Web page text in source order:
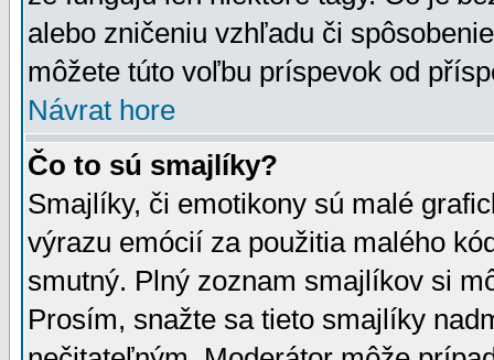
alebo zničeniu vzhľadu či
môžete túto voľbu príspevok od
Návrat hore
Čo to sú smajlíky?
Smajlíky, či emotikony sú malé
výrazu emócií za použitia malého
smutný. Plný zoznam smajlíkov si
Prosím, snažte sa tieto smajlíky